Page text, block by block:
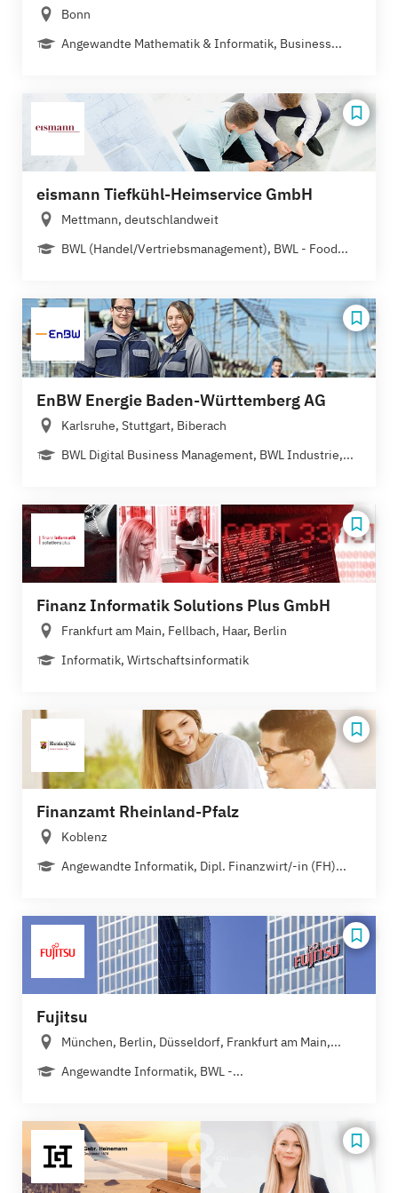
Bonn
Angewandte Mathematik & Informatik, Business...
eismann Tiefkühl-Heimservice GmbH
Mettmann, deutschlandweit
BWL (Handel/Vertriebsmanagement), BWL - Food...
EnBW Energie Baden-Württemberg AG
Karlsruhe, Stuttgart, Biberach
BWL Digital Business Management, BWL Industrie,...
Finanz Informatik Solutions Plus GmbH
Frankfurt am Main, Fellbach, Haar, Berlin
Informatik, Wirtschaftsinformatik
Finanzamt Rheinland-Pfalz
Koblenz
Angewandte Informatik, Dipl. Finanzwirt/-in (FH)...
Fujitsu
München, Berlin, Düsseldorf, Frankfurt am Main,...
Angewandte Informatik, BWL -...